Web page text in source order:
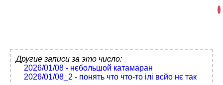
Другие записи за это число:
2026/01/08 - нєбольшой катамаран
2026/01/08_2 - понять что что-то ілі всйо нє так